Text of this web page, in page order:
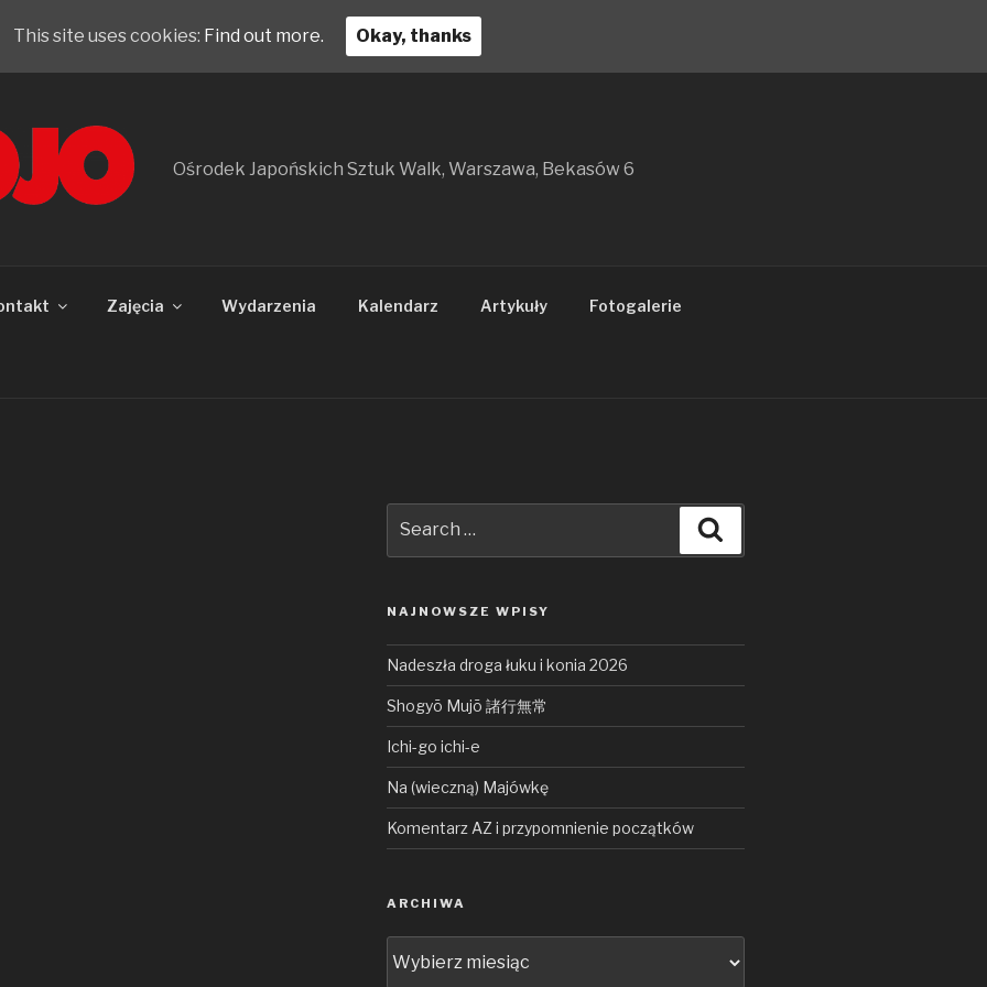
Ośrodek Japońskich Sztuk Walk, Warszawa, Bekasów 6
Zajęcia Wydarzenia Kalendarz Artykuły Fotogalerie
for:
NAJNOWSZE WPISY
Nadeszła droga łuku i konia 2026
Shogyō Mujō 諸行無常
Ichi-go ichi-e
Na (wieczną) Majówkę
Komentarz AZ i przypomnienie początków
ARCHIWA
This site uses cookies: Find out more. Okay, thanks